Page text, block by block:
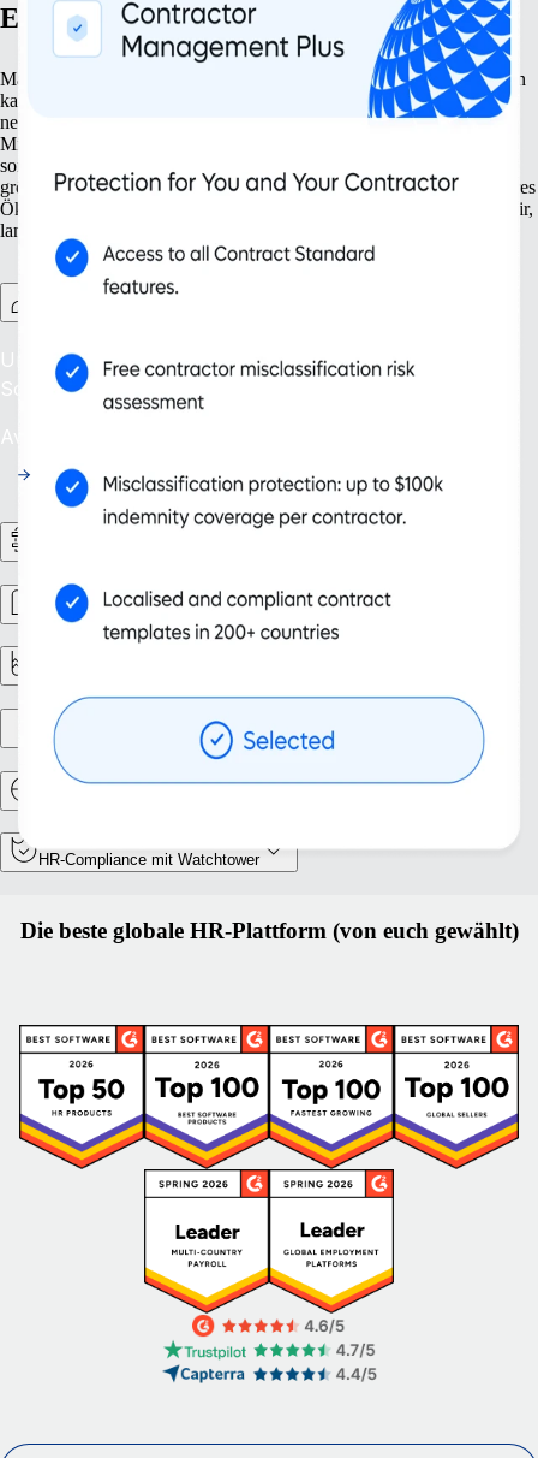
Expandiere mit Zuversicht
Mach dein Unternehmen bereit für Wachstum. Mit unseren Lösungen
kannst du deinen Wachstumskurs exakt planen – von der Gründung
neuer Niederlassungen bis zum Schutz deines geistigen Eigentums.
Mit Tools, die nicht nur deine aktuellen Anforderungen erfüllen,
sondern auch deine zukünftigen, kann dein Unternehmen nicht nur
größer werden, sondern auch smarter funktionieren. Unser skalierbares
Ökosystem unterstützt dein expandierendes Unternehmen und hilft dir,
langfristig erfolgreich zu sein.
Unkomplizierte Einstellung: Schütze dich weltweit vor
Scheinselbstständigkeit.
Availability: Jetzt
Personalmanagement
Gründung einer Niederlassung
HR-Compliance mit Watchtower
Die beste globale HR-Plattform (von euch gewählt)